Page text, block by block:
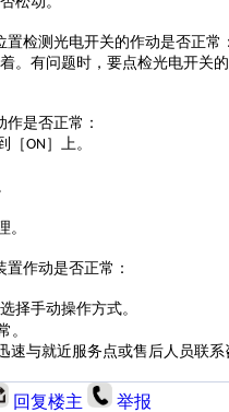
置检测光电开关的作动是否正常
有问题时，要点检光电开关
是否正常：
［ON ］上。
。
作动是否正常：
择手动操作方式。
。
速与就近服务点或售后人员联系
回复楼主 举报